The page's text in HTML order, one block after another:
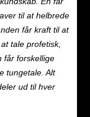
til at helbrede
får kraft til at
tale profetisk,
får forskellige
tungetale. Alt
ud til hver